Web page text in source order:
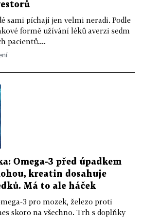
sami píchají jen velmi neradi. Podle
formě užívání léků averzi sedm
pacientů....
Omega-3 před úpadkem
kreatin dosahuje
Má to ale háček
3 pro mozek, železo proti
skoro na všechno. Trh s doplňky